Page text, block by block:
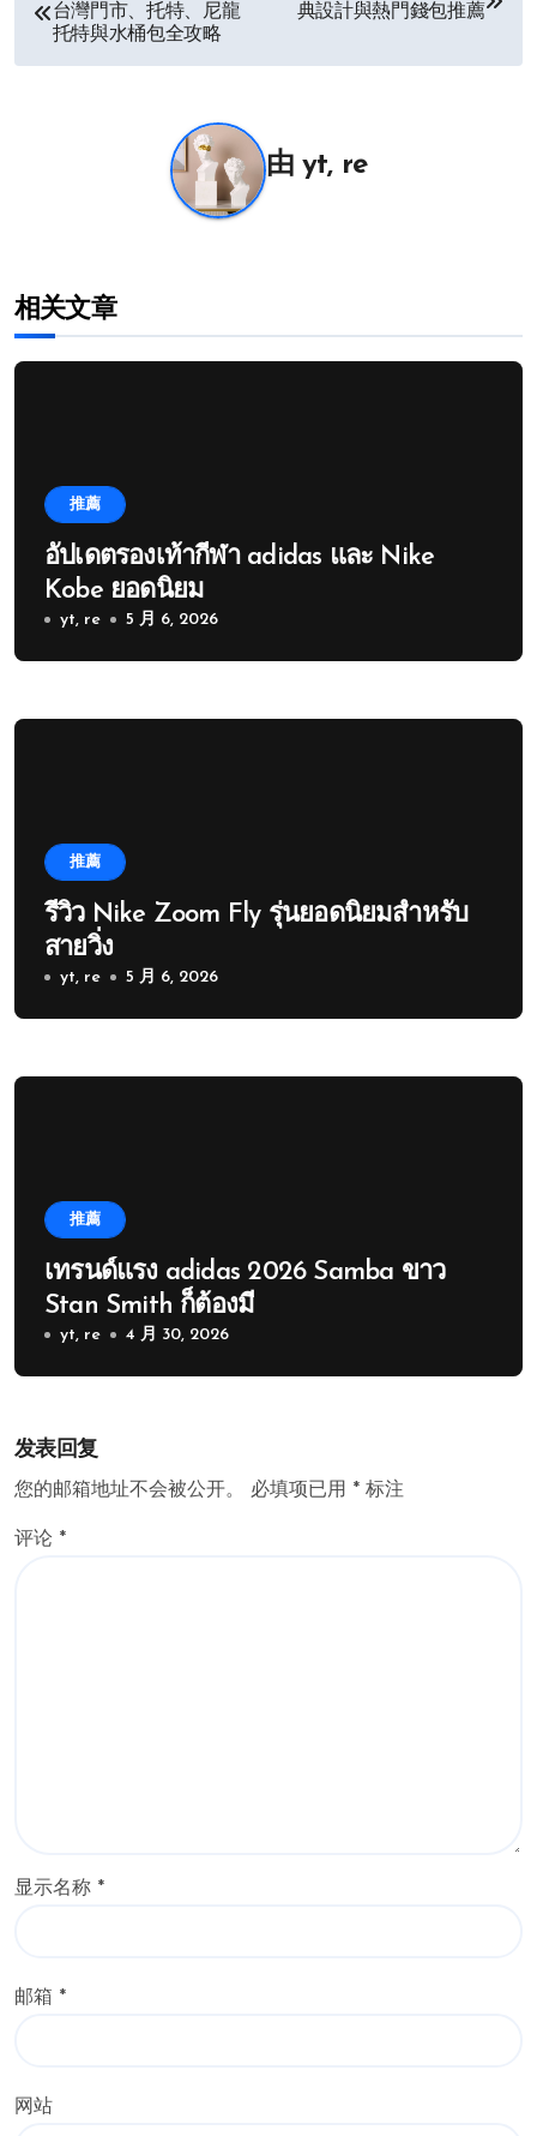
台灣門市、托特、尼龍
托特與水桶包全攻略
典設計與熱門錢包推薦
由yt, re
相关文章
推薦
อัปเดตรองเท้ากีฬา adidas และ Nike
Kobe ยอดนิยม
yt, re 5 月 6, 2026
推薦
รีวิว Nike Zoom Fly รุ่นยอดนิยมสำหรับ
สายวิ่ง
yt, re 5 月 6, 2026
推薦
เทรนด์แรง adidas 2026 Samba ขาว
Stan Smith ก็ต้องมี
yt, re 4 月 30, 2026
发表回复
您的邮箱地址不会被公开。 必填项已用 * 标注
评论 *
显示名称 *
邮箱 *
网站